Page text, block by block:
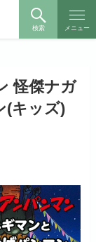
検索 メニュー
怪傑ナガ
(キッズ)